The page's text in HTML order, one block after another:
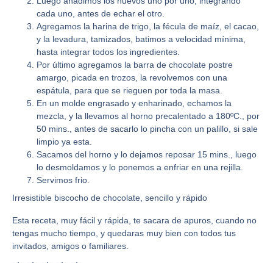
cada uno, antes de echar el otro.
Agregamos la harina de trigo, la fécula de maíz, el cacao,
y la levadura, tamizados, batimos a velocidad mínima,
hasta integrar todos los ingredientes.
Por último agregamos la barra de chocolate postre
amargo, picada en trozos, la revolvemos con una
espátula, para que se rieguen por toda la masa.
En un molde engrasado y enharinado, echamos la
mezcla, y la llevamos al horno precalentado a 180ºC., por
50 mins., antes de sacarlo lo pincha con un palillo, si sale
limpio ya esta.
Sacamos del horno y lo dejamos reposar 15 mins., luego
lo desmoldamos y lo ponemos a enfriar en una rejilla.
Servimos frio.
Irresistible biscocho de chocolate, sencillo y rápido
Esta receta, muy fácil y rápida, te sacara de apuros, cuando no
tengas mucho tiempo, y quedaras muy bien con todos tus
invitados, amigos o familiares.